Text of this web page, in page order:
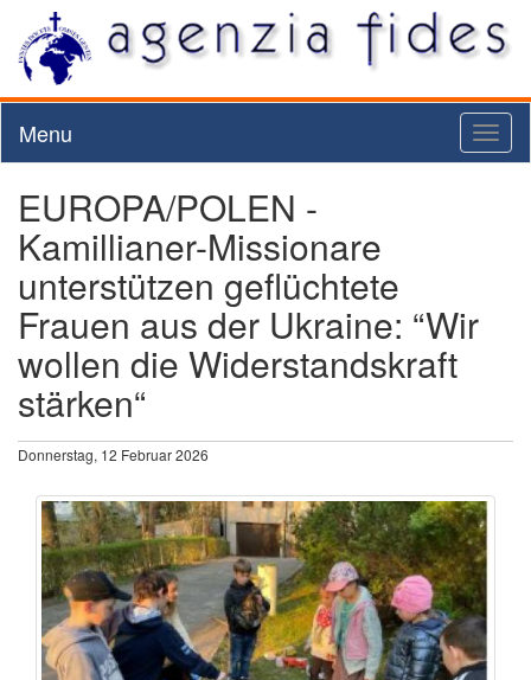
Menu
EUROPA/POLEN -
Kamillianer-Missionare
unterstützen geflüchtete
Frauen aus der Ukraine: “Wir
wollen die Widerstandskraft
stärken“
Donnerstag, 12 Februar 2026